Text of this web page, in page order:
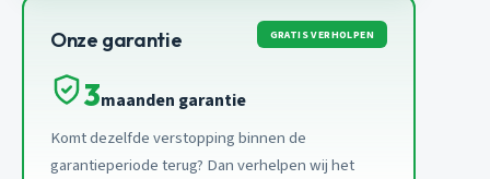
Onze garantie GRATIS VERHOLPEN
3maanden garantie
Komt dezelfde verstopping binnen de
garantieperiode terug? Dan verhelpen wij het